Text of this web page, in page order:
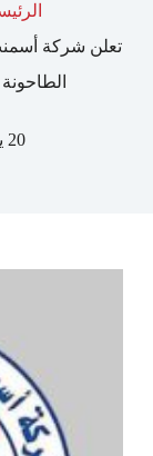
تعلن شركة
20 يونيو، 2011